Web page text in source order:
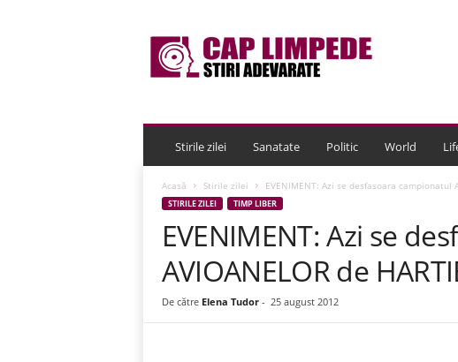
p
d
Stirile zilei Sanatate Politic World
Acasă Stirile zilei EVENIMENT: Azi se desfasoara campionatul
STIRILE ZILEI TIMP LIBER
EVENIMENT: Azi se
AVIOANELOR de
De către Elena Tudor- 25 august 2012